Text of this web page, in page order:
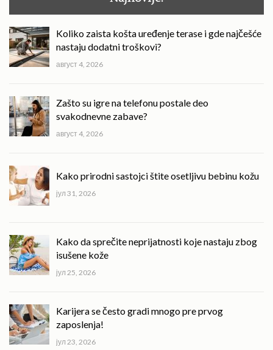
Koliko zaista košta uređenje terase i gde najčešće
nastaju dodatni troškovi?
август 4, 2026
Zašto su igre na telefonu postale deo
svakodnevne zabave?
август 4, 2026
Kako prirodni sastojci štite osetljivu bebinu kožu
јул 31, 2026
Kako da sprečite neprijatnosti koje nastaju zbog
isušene kože
јул 25, 2026
Karijera se često gradi mnogo pre prvog
zaposlenja!
јул 23, 2026